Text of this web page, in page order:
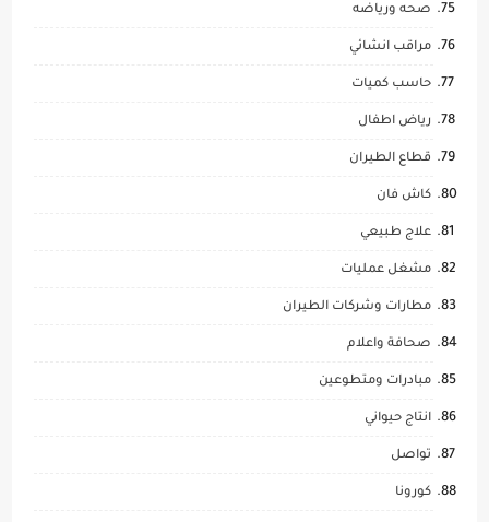
صحه ورياضه
مراقب انشائي
حاسب كميات
رياض اطفال
قطاع الطيران
كاش فان
علاج طبيعي
مشغل عمليات
مطارات وشركات الطيران
صحافة واعلام
مبادرات ومتطوعين
انتاج حيواني
تواصل
كورونا